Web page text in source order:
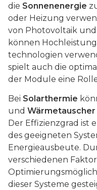
die Sonnenenergie
oder Heizung
von Photovoltaik
können
technologien
spielt auch die
der Module eine
Bei Solarthermie
und Wärmetauscher
Der Effizienzgrad ist
des geeigneten
Energieausbeute.
verschiedenen
dieser Systeme